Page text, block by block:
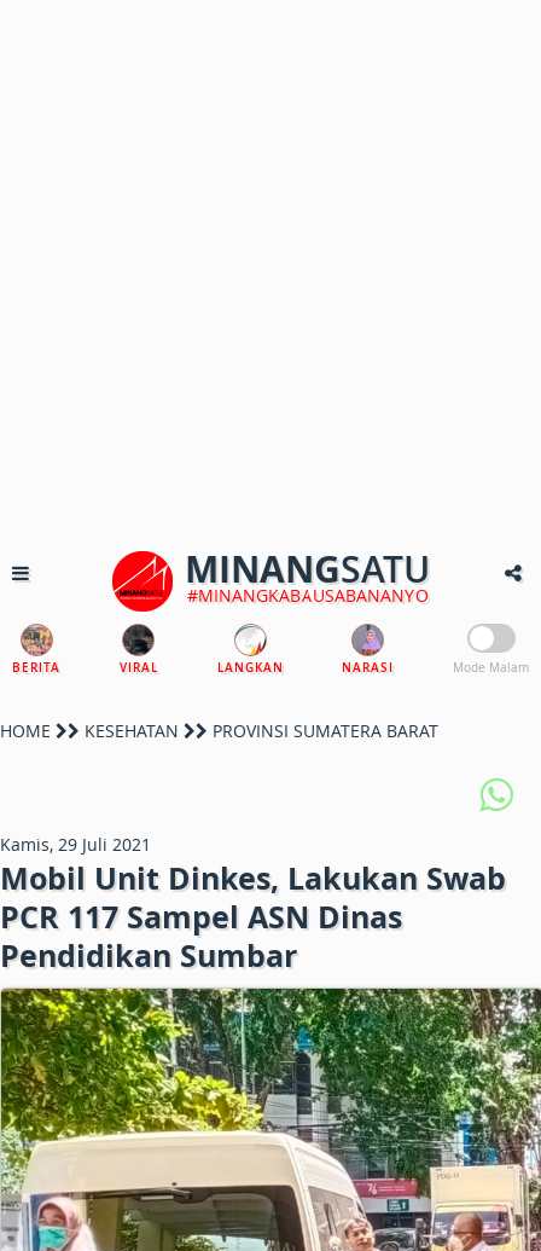
MINANGSATU
#MINANGKABAUSABANANYO
BERITA VIRAL LANGKAN NARASI Mode Malam
HOME KESEHATAN PROVINSI SUMATERA BARAT
Kamis, 29 Juli 2021
Mobil Unit Dinkes, Lakukan Swab
PCR 117 Sampel ASN Dinas
Pendidikan Sumbar